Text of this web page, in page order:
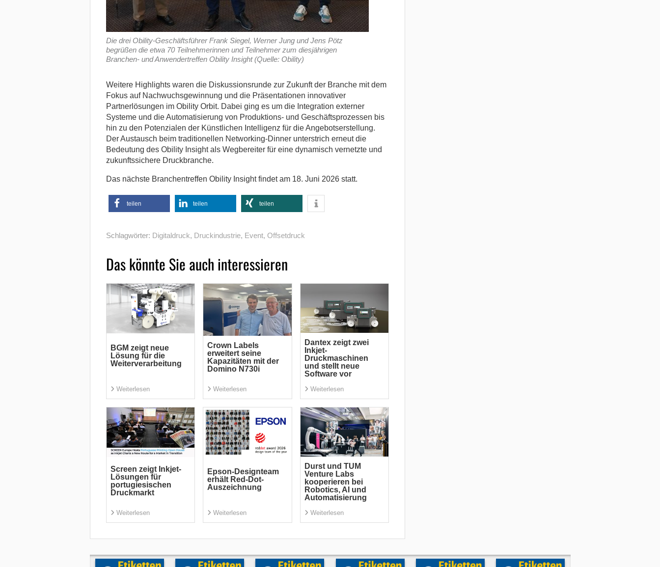
Die drei Obility-Geschäftsführer Frank Siegel, Werner Jung und Jens Pötz
begrüßen die etwa 70 Teilnehmerinnen und Teilnehmer zum diesjährigen
Branchen- und Anwendertreffen Obility Insight (Quelle: Obility)
Weitere Highlights waren die Diskussionsrunde zur Zukunft der Branche mit dem
Fokus auf Nachwuchsgewinnung und die Präsentationen innovativer
Partnerlösungen im Obility Orbit. Dabei ging es um die Integration externer
Systeme und die Automatisierung von Produktions- und Geschäftsprozessen bis
hin zu den Potenzialen der Künstlichen Intelligenz für die Angebotserstellung.
Der Austausch beim traditionellen Networking-Dinner unterstrich erneut die
Bedeutung des Obility Insight als Wegbereiter für eine dynamisch vernetzte und
zukunftssichere Druckbranche.
Das nächste Branchentreffen Obility Insight findet am 18. Juni 2026 statt.
teilen teilen teilen
Schlagwörter: Digitaldruck, Druckindustrie, Event, Offsetdruck
Das könnte Sie auch interessieren
BGM zeigt neue
Lösung für die
Weiterverarbeitung
Weiterlesen
Crown Labels
erweitert seine
Kapazitäten mit der
Domino N730i
Weiterlesen
Dantex zeigt zwei
Inkjet-
Druckmaschinen
und stellt neue
Software vor
Weiterlesen
Screen zeigt Inkjet-
Lösungen für
portugiesischen
Druckmarkt
Weiterlesen
Epson-Designteam
erhält Red-Dot-
Auszeichnung
Weiterlesen
Durst und TUM
Venture Labs
kooperieren bei
Robotics, AI und
Automatisierung
Weiterlesen